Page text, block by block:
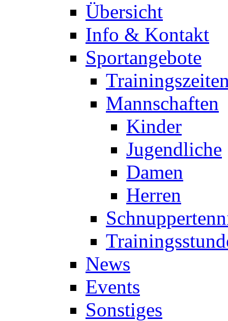
Übersicht
Info & Kontakt
Sportangebote
Mannschaften
Kinder
Jugendliche
Damen
Herren
News
Events
Sonstiges